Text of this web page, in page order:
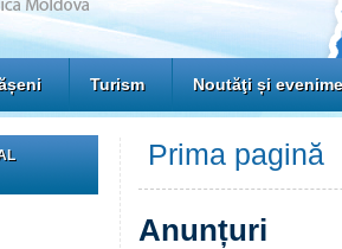
Turism Noutăţi și
Prima pagină
Anunțuri